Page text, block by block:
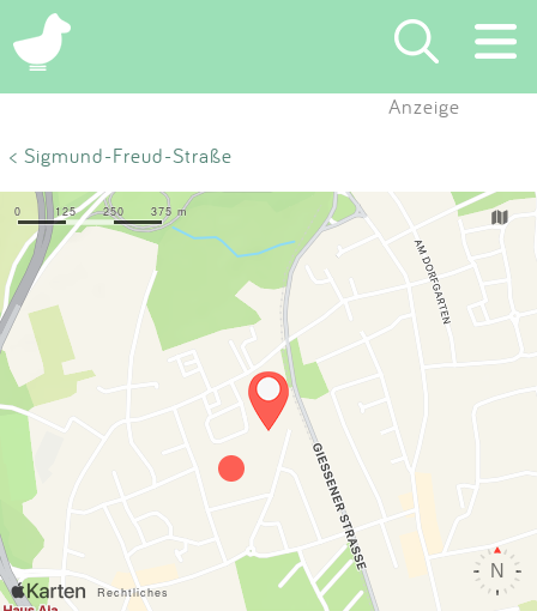
×
Suchen
Eintragen
App
Blog
Partner
Kontakt
Impressum
Anzeige
< Sigmund-Freud-Straße